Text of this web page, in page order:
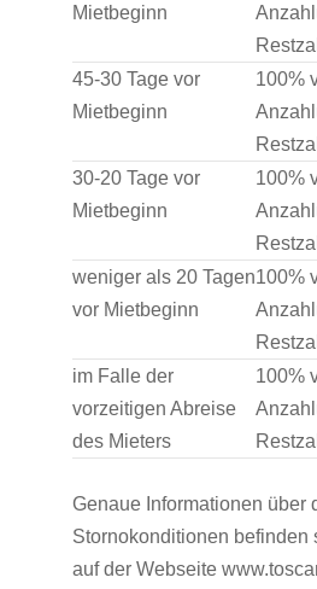
Mietbeginn
45-30 Tage vor
Mietbeginn
100%
30-20 Tage vor
Mietbeginn
100%
weniger als 20 Tagen
vor Mietbeginn
100%
im Falle der
vorzeitigen Abreise
des Mieters
100%
Genaue Informationen über
Stornokonditionen befinden
auf der Webseite